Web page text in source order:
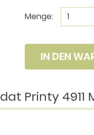
Menge:
IN DEN
Printy